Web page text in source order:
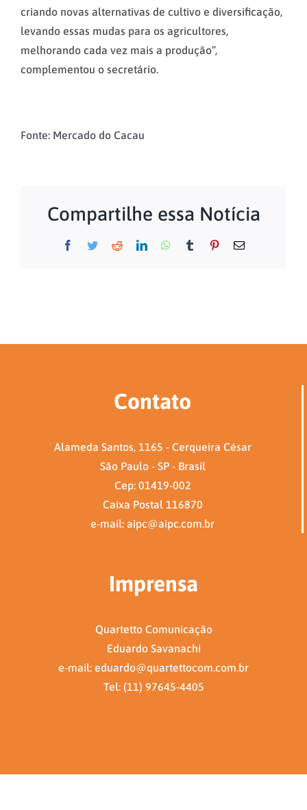
criando novas alternativas de cultivo e diversificação,
levando essas mudas para os agricultores,
melhorando cada vez mais a produção”,
complementou o secretário.
Fonte: Mercado do Cacau
Compartilhe essa Notícia
Facebook
TwitterRedditLinkedInWhatsApp
Tumblr Pinterest
E-
Contato
Alameda Santos, 1165 - Cerqueira César
São Paulo - SP - Brasil
Cep: 01419-002
Caixa Postal 116870
e-mail: aipc@aipc.com.br
Imprensa
Quartetto Comunicação
Eduardo Savanachi
e-mail: eduardo@quartettocom.com.br
Tel: (11) 97645-4405